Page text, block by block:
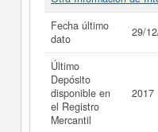
Fecha último
dato
29/
Último
Depósito
disponible en
el Registro
Mercantil
2017